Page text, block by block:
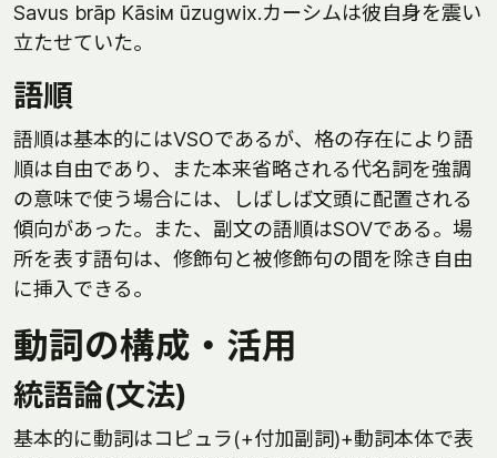
Savus brāp Kāsiм ūzugwix.カーシムは彼自身を震い
立たせていた。
語順
語順は基本的にはVSOであるが、格の存在により語
順は自由であり、また本来省略される代名詞を強調
の意味で使う場合には、しばしば文頭に配置される
傾向があった。また、副文の語順はSOVである。場
所を表す語句は、修飾句と被修飾句の間を除き自由
に挿入できる。
動詞の構成・活用
統語論(文法)
基本的に動詞はコピュラ(+付加副詞)+動詞本体で表